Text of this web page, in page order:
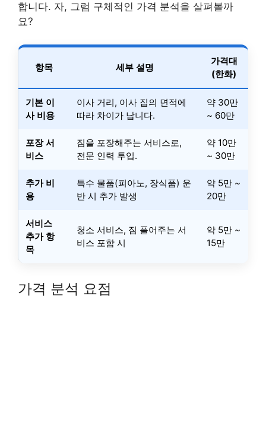
합니다. 자, 그럼 구체적인 가격 분석을 살펴볼까
요?
항목 세부 설명
가격대
(한화)
기본 이
사 비용
이사 거리, 이사 집의 면적에
따라 차이가 납니다.
약 30만
~ 60만
포장 서
비스
짐을 포장해주는 서비스로,
전문 인력 투입.
약 10만
~ 30만
추가 비
용
특수 물품(피아노, 장식품) 운
반 시 추가 발생
약 5만 ~
20만
서비스
추가 항
목
청소 서비스, 짐 풀어주는 서
비스 포함 시
약 5만 ~
15만
가격 분석 요점